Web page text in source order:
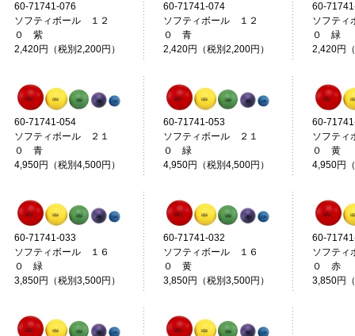
60-71741-076
ソフティボール １２
０ 紫
2,420円（税別2,200円）
60-71741-074
ソフティボール １２
０ 青
2,420円（税別2,200円）
60-
ソフテ
０ 緑
2,420円
60-71741-054
ソフティボール ２１
０ 青
4,950円（税別4,500円）
60-71741-053
ソフティボール ２１
０ 緑
4,950円（税別4,500円）
60-
ソフテ
０ 黄
4,950円
60-71741-033
ソフティボール １６
０ 緑
3,850円（税別3,500円）
60-71741-032
ソフティボール １６
０ 黄
3,850円（税別3,500円）
60-
ソフテ
０ 赤
3,850円